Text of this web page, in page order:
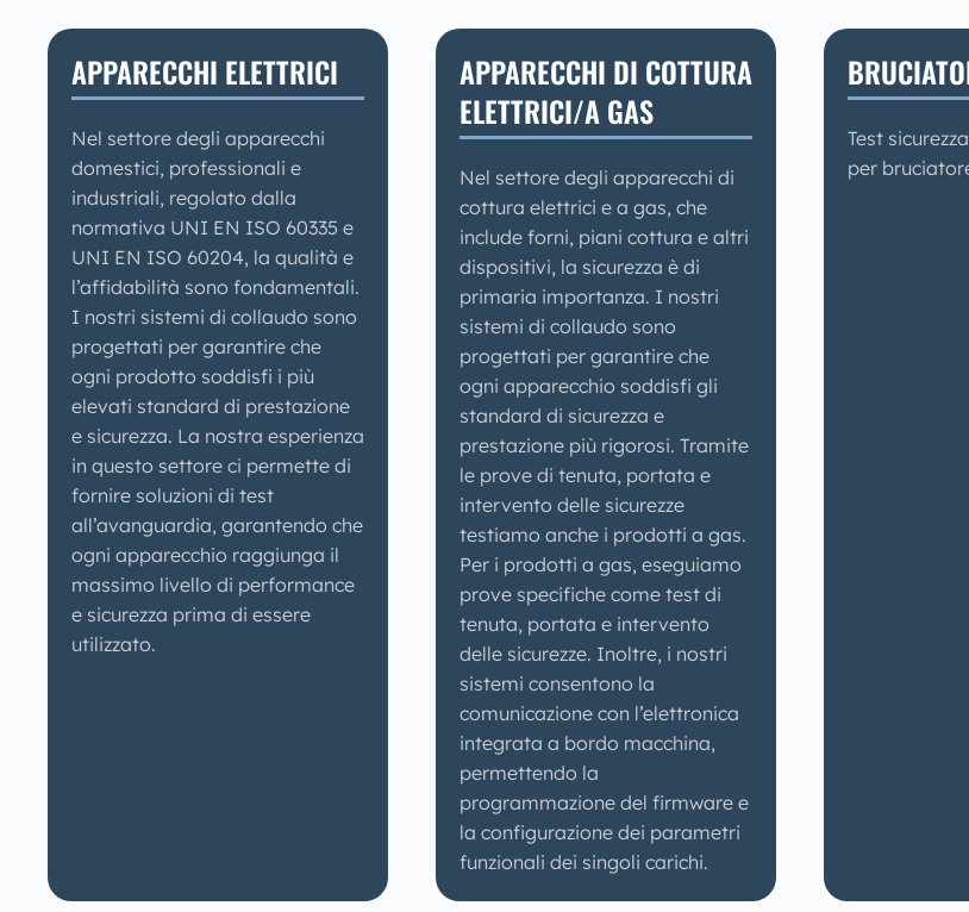
APPARECCHI ELETTRICI
Nel settore degli apparecchi
domestici, professionali e
industriali, regolato dalla
normativa UNI EN ISO 60335 e
UNI EN ISO 60204, la qualità e
l’affidabilità sono fondamentali.
I nostri sistemi di collaudo sono
progettati per garantire che
ogni prodotto soddisfi i più
elevati standard di prestazione
e sicurezza. La nostra esperienza
in questo settore ci permette di
fornire soluzioni di test
all’avanguardia, garantendo che
ogni apparecchio raggiunga il
massimo livello di performance
e sicurezza prima di essere
utilizzato.
APPARECCHI DI COTTURA
ELETTRICI/A GAS
Nel settore degli apparecchi di
cottura elettrici e a gas, che
include forni, piani cottura e altri
dispositivi, la sicurezza è di
primaria importanza. I nostri
sistemi di collaudo sono
progettati per garantire che
ogni apparecchio soddisfi gli
standard di sicurezza e
prestazione più rigorosi. Tramite
le prove di tenuta, portata e
intervento delle sicurezze
testiamo anche i prodotti a gas.
Per i prodotti a gas, eseguiamo
prove specifiche come test di
tenuta, portata e intervento
delle sicurezze. Inoltre, i nostri
sistemi consentono la
comunicazione con l’elettronica
integrata a bordo macchina,
permettendo la
programmazione del firmware e
la configurazione dei parametri
funzionali dei singoli carichi.
Test
per